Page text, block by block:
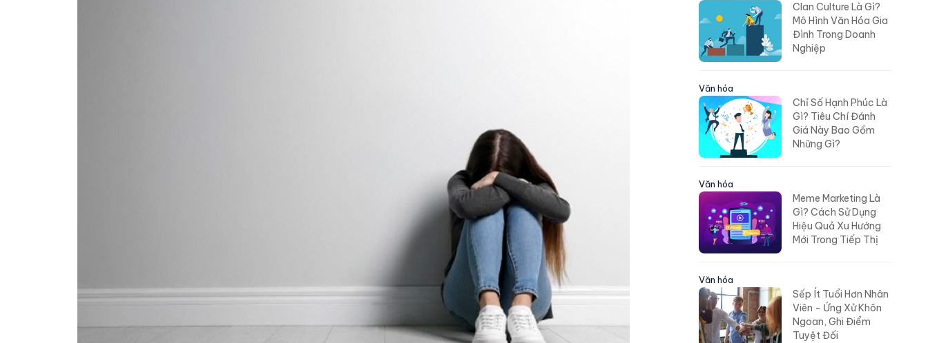
Clan Culture Là Gì?
Mô Hình Văn Hóa Gia
Đình Trong Doanh
Nghiệp
Văn hóa
Chỉ Số Hạnh Phúc Là
Gì? Tiêu Chí Đánh
Giá Này Bao Gồm
Những Gì?
Văn hóa
Meme Marketing Là
Gì? Cách Sử Dụng
Hiệu Quả Xu Hướng
Mới Trong Tiếp Thị
Văn hóa
Sếp Ít Tuổi Hơn Nhân
Viên - Ứng Xử Khôn
Ngoan, Ghi Điểm
Tuyệt Đối